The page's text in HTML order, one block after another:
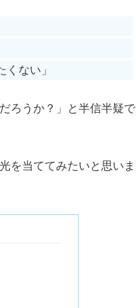
ない」
ろうか？」と半信半疑で
を当ててみたいと思いま